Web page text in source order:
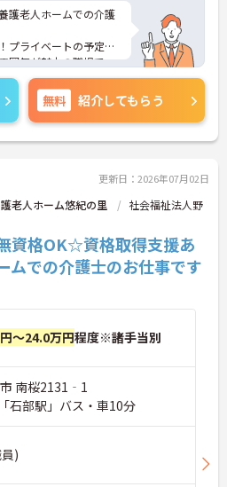
りがいがあります。
心
境
参加可能
実施
い方にぴったりです♪
護老人ホームでの介護
プライベートの予定も
囲気が魅力の職場で
ントなど、さらに詳
にご相談ください。
無料 紹介してもらう
更新日：2026年07月02日
老人ホーム悠紀の里
社会福祉法人野
資格OK☆資格取得支援あ
ムでの介護士のお仕事です
～24.0万円程度※諸手当別
南桜2131‐1
石部駅」バス・車10分
)